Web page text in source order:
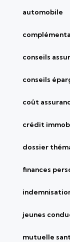
automobile
conseils
conseils
coût
crédit
dossier
finances
jeunes
mutuelle